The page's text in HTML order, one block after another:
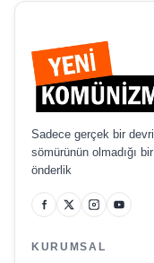
Sadece gerçek bir
sömürünün olmadığı
önderlik
KURUMSAL